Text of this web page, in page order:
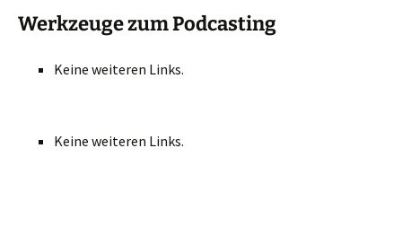
Werkzeuge zum Podcasting
Keine weiteren Links.
Keine weiteren Links.